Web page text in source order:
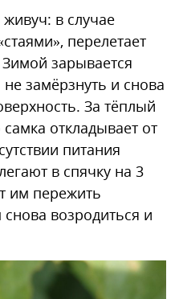
в случае
перелетает
зарывается
замёрзнуть и снова
За тёплый
откладывает от
питания
в спячку на 3
им пережить
возродиться и